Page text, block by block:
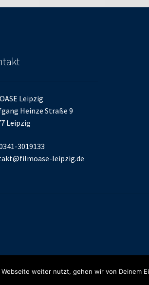
Leipzig
Heinze Straße 9
Leipzig
3019133
leipzig.de
weiter nutzt, gehen wir von Deinem